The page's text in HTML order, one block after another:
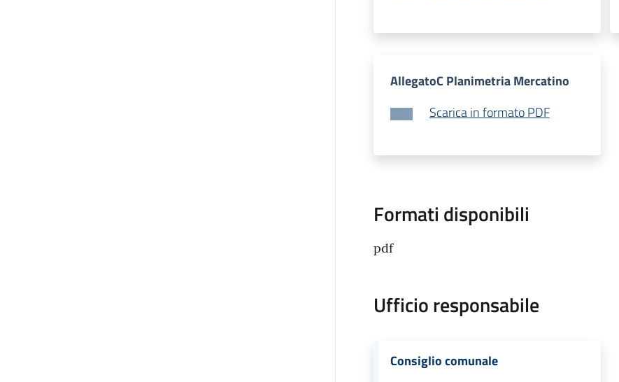
AllegatoC Planimetria Mercatino
Scarica in formato PDF
Formati disponibili
pdf
Ufficio responsabile
Consiglio comunale